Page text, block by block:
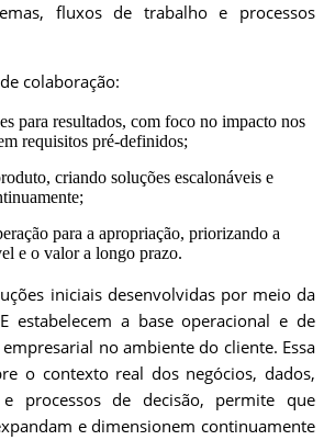
fluxos de trabalho e processos
colaboração:
para resultados, com foco no impacto nos
requisitos pré-definidos;
criando soluções escalonáveis e
para a apropriação, priorizando a
e o valor a longo prazo.
iniciais desenvolvidas por meio da
estabelecem a base operacional e de
no ambiente do cliente. Essa
o contexto real dos negócios, dados,
processos de decisão, permite que
e dimensionem continuamente